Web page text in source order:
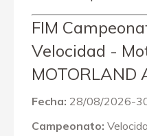
FIM
Velocidad -
MOTORLAND
Fecha: 28/08/2026-
Campeonato: